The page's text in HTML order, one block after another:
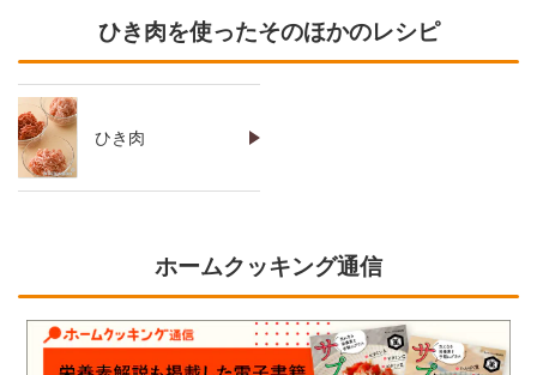
ひき肉を使ったそのほかのレシピ
ひき肉
ホームクッキング通信